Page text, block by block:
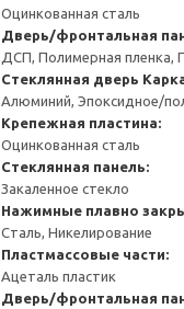
Оцинкованная сталь
Дверь/фронтальная
ДСП, Полимерная пленка,
Стеклянная дверь
Алюминий, Эпоксидное/
Крепежная пластина:
Оцинкованная сталь
Стеклянная панель:
Закаленное стекло
Нажимные плавно
Сталь, Никелирование
Пластмассовые части:
Ацеталь пластик
Дверь/фронтальная